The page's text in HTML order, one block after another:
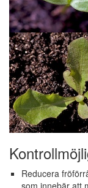
Reducera
som innebär att